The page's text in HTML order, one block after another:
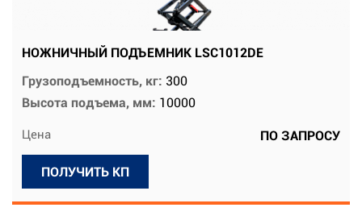
НОЖНИЧНЫЙ ПОДЪЕМНИК LSC1012DE
Грузоподъемность, кг: 300
Высота подъема, мм: 10000
Цена ПО ЗАПРОСУ
ПОЛУЧИТЬ КП